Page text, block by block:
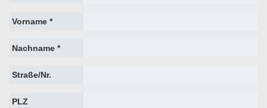
Vorname *
Nachname *
Straße/Nr.
PLZ